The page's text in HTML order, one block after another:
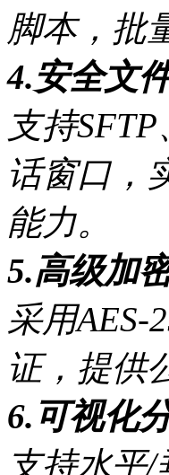
脚本，批
4.安全文
支持
话窗口，
能力。
5.高级加
采用AES-
证，提供
6.可视化
支持水平